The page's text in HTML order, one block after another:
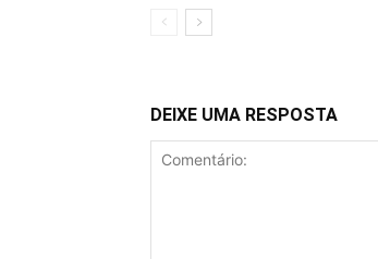
DEIXE UMA RESPOSTA